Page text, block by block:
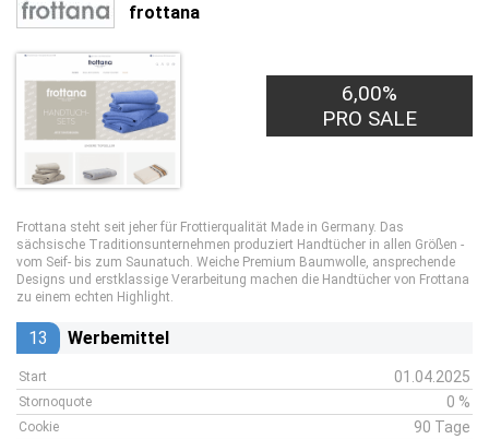
frottana
6,00%
PRO SALE
Frottana steht seit jeher für Frottierqualität Made in Germany. Das
sächsische Traditionsunternehmen produziert Handtücher in allen Größen -
vom Seif- bis zum Saunatuch. Weiche Premium Baumwolle, ansprechende
Designs und erstklassige Verarbeitung machen die Handtücher von Frottana
zu einem echten Highlight.
13 Werbemittel
Start 01.04.2025
Stornoquote 0 %
Cookie 90 Tage